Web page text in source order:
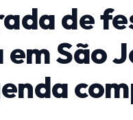
de
São